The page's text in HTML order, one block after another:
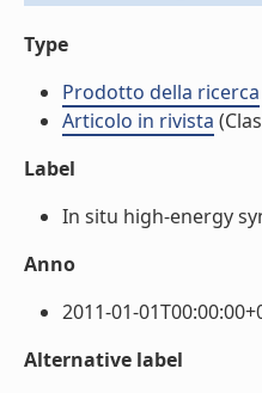
Type
Prodotto della ricerca
Articolo in rivista
Label
In situ high-energy
Anno
2011-01-
Alternative label